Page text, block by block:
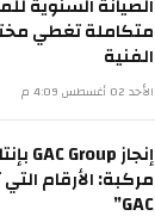
الصيانة السنوية
متكاملة تغطي
الفنية
الأحد 02 أغسطس 4:09 م
مركبة: الأرقام
GAC”